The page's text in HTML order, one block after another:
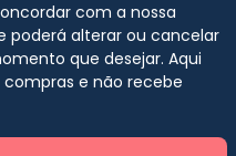
com a nossa
poderá alterar ou cancelar
que desejar. Aqui
e não recebe